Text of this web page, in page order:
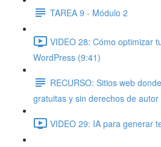
TAREA 9 - Módulo 2
VIDEO 28: Cómo optimizar
WordPress (9:41)
RECURSO: Sitios web
gratuitas y sin derechos de autor
VIDEO 29: IA para generar